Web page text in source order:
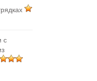
с